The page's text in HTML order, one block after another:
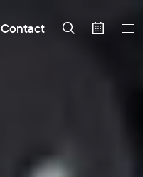
Contact